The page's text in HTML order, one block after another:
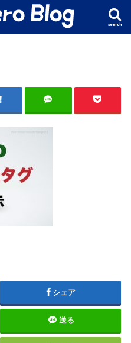
search
シェア
送る